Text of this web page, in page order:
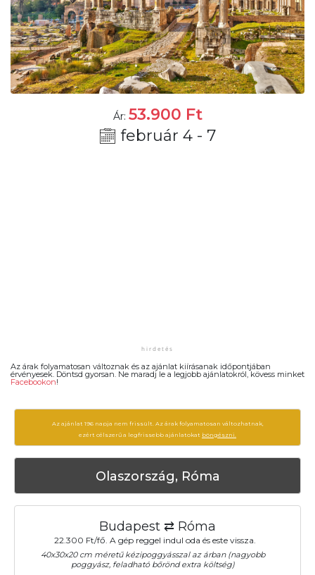
Ár: 53.900 Ft
február 4 - 7
Az árak folyamatosan változnak és az ajánlat kiírásanak időpontjában
érvényesek. Döntsd gyorsan. Ne maradj le a legjobb ajánlatokról, kövess minket
Facebookon!
Az ajánlat 196 napja nem frissült. Az árak folyamatosan változhatnak,
ezért célszerű a legfrissebb ajánlatokat böngészni.
Olaszország, Róma
Budapest ⇄ Róma
22.300 Ft/fő. A gép reggel indul oda és este vissza.
40x30x20 cm méretű kézipoggyásszal az árban (nagyobb
poggyász, feladható bőrönd extra költség)